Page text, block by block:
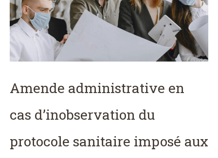
Amende administrative en
cas d’inobservation du
protocole sanitaire imposé aux